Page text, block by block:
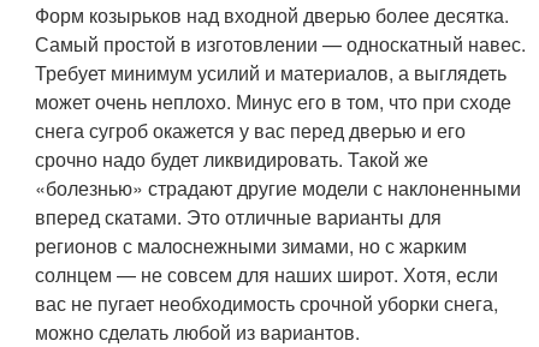
Форм козырьков над входной дверью более десятка.
Самый простой в изготовлении — односкатный навес.
Требует минимум усилий и материалов, а выглядеть
может очень неплохо. Минус его в том, что при сходе
снега сугроб окажется у вас перед дверью и его
срочно надо будет ликвидировать. Такой же
«болезнью» страдают другие модели с наклоненными
вперед скатами. Это отличные варианты для
регионов с малоснежными зимами, но с жарким
солнцем — не совсем для наших широт. Хотя, если
вас не пугает необходимость срочной уборки снега,
можно сделать любой из вариантов.